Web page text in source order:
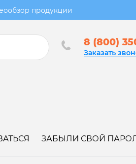
продукции
8 (800)
Заказать
ЗАБЫЛИ СВОЙ